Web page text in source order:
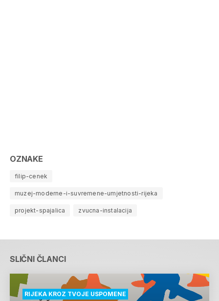
OZNAKE
filip-cenek
muzej-moderne-i-suvremene-umjetnosti-rijeka
projekt-spajalica zvucna-instalacija
SLIČNI ČLANCI
RIJEKA KROZ TVOJE USPOMENE